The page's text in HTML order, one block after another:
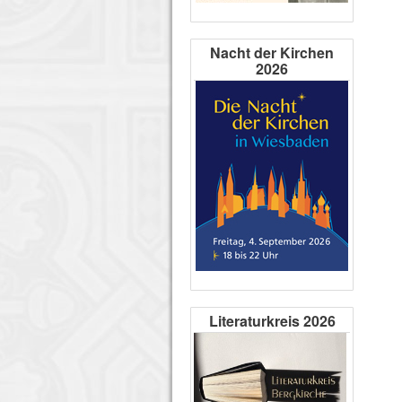
Nacht der Kirchen
2026
Literaturkreis 2026